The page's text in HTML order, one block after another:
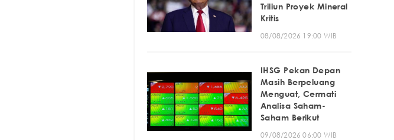
Triliun Proyek Mineral
Kritis
08/08/2026 19:00 WIB
IHSG Pekan Depan
Masih Berpeluang
Menguat, Cermati
Analisa Saham-
Saham Berikut
09/08/2026 06:00 WIB